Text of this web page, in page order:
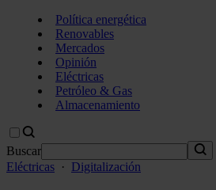
Política energética
Renovables
Mercados
Opinión
Eléctricas
Petróleo & Gas
Almacenamiento
Buscar
Eléctricas · Digitalización